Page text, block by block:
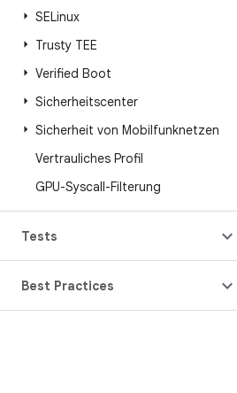
SELinux
Trusty TEE
Verified Boot
Sicherheitscenter
Sicherheit von Mobilfunknetzen
Vertrauliches Profil
GPU-Syscall-Filterung
Tests
Best Practices